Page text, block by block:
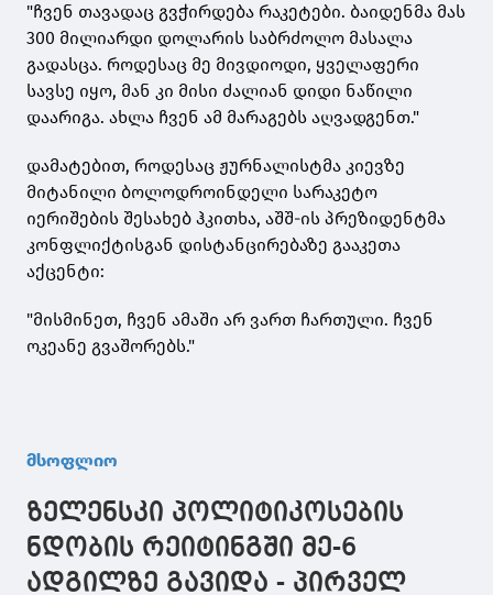
"ჩვენ თავადაც გვჭირდება რაკეტები. ბაიდენმა მას
300 მილიარდი დოლარის საბრძოლო მასალა
გადასცა. როდესაც მე მივდიოდი, ყველაფერი
სავსე იყო, მან კი მისი ძალიან დიდი ნაწილი
დაარიგა. ახლა ჩვენ ამ მარაგებს აღვადგენთ."
დამატებით, როდესაც ჟურნალისტმა კიევზე
მიტანილი ბოლოდროინდელი სარაკეტო
იერიშების შესახებ ჰკითხა, აშშ-ის პრეზიდენტმა
კონფლიქტისგან დისტანცირებაზე გააკეთა
აქცენტი:
"მისმინეთ, ჩვენ ამაში არ ვართ ჩართული. ჩვენ
ოკეანე გვაშორებს."
მსოფლიო
ზელენსკი პოლიტიკოსების
ნდობის რეიტინგში მე-6
ადგილზე გავიდა - პირველ